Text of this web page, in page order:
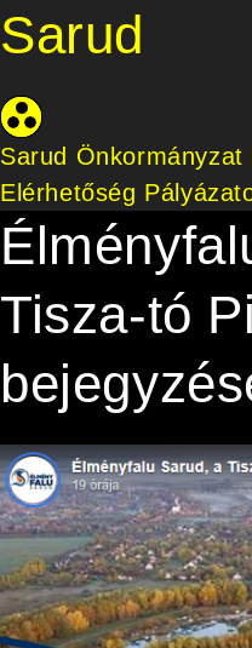
Sarud
Sarud Önkormányzat
Elérhetőség
Tisza-tó